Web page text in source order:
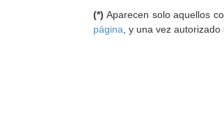
(*) Aparecen solo aquellos
página , y una vez